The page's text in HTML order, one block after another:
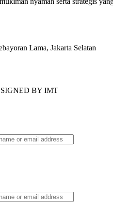
Lama, Jakarta Selatan
BY IMT